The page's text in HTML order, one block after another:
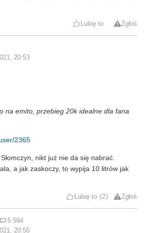
Lubię to Zgłoś
20:53
na emito, przebieg 20k idealne dla fana
2365
nikt już nie da się nabrać.
a jak zaskoczy, to wypija 10 litrów jak
Lubię to 2 Zgłoś
5 594
20:55